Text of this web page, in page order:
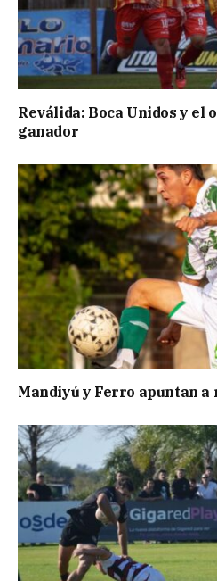
Reválida: Boca Unidos y el
ganador
Mandiyú y Ferro apuntan